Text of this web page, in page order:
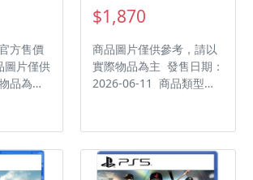
方售價
圖片僅供
品為主
5 遊戲
遊玩人
級：輔
$1,870
商品圖片僅供參考，請以
實際物品為主 發售日期：
2026-06-11 商品類型：
類型：角色扮演 遊玩人
數： 1 人 作品分級：輔
12 級 製作廠商：LEVEL-